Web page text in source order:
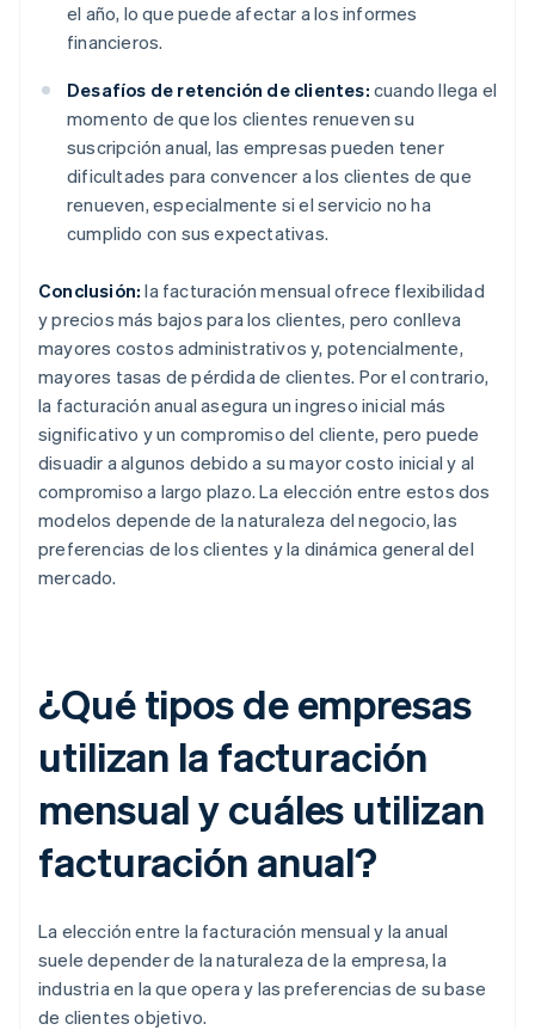
el año, lo que puede afectar a los informes
financieros.
Desafíos de retención de clientes: cuando llega el
momento de que los clientes renueven su
suscripción anual, las empresas pueden tener
dificultades para convencer a los clientes de que
renueven, especialmente si el servicio no ha
cumplido con sus expectativas.
Conclusión: la facturación mensual ofrece flexibilidad
y precios más bajos para los clientes, pero conlleva
mayores costos administrativos y, potencialmente,
mayores tasas de pérdida de clientes. Por el contrario,
la facturación anual asegura un ingreso inicial más
significativo y un compromiso del cliente, pero puede
disuadir a algunos debido a su mayor costo inicial y al
compromiso a largo plazo. La elección entre estos dos
modelos depende de la naturaleza del negocio, las
preferencias de los clientes y la dinámica general del
mercado.
¿Qué tipos de empresas
utilizan la facturación
mensual y cuáles utilizan
facturación anual?
La elección entre la facturación mensual y la anual
suele depender de la naturaleza de la empresa, la
industria en la que opera y las preferencias de su base
de clientes objetivo.